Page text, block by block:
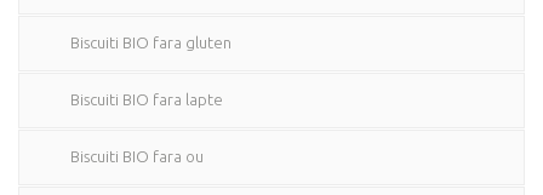
Biscuiti BIO fara gluten
Biscuiti BIO fara lapte
Biscuiti BIO fara ou